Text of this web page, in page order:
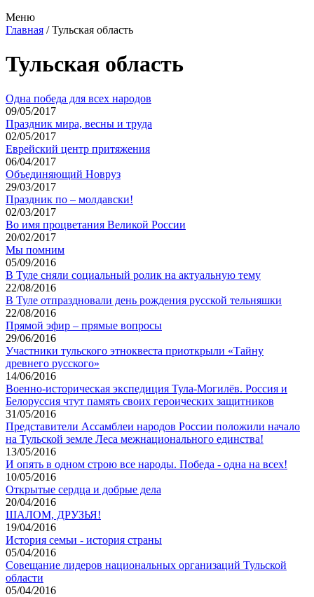
Меню
Главная /Тульская область
Тульская область
Одна победа для всех народов
09/05/2017
Праздник мира, весны и труда
02/05/2017
Еврейский центр притяжения
06/04/2017
Объединяющий Новруз
29/03/2017
Праздник по – молдавски!
02/03/2017
Во имя процветания Великой России
20/02/2017
Мы помним
05/09/2016
В Туле сняли социальный ролик на актуальную тему
22/08/2016
В Туле отпраздновали день рождения русской тельняшки
22/08/2016
Прямой эфир – прямые вопросы
29/06/2016
Участники тульского этноквеста приоткрыли «Тайну
древнего русского»
14/06/2016
Военно-историческая экспедиция Тула-Могилёв. Россия и
Белоруссия чтут память своих героических защитников
31/05/2016
Представители Ассамблеи народов России положили начало
на Тульской земле Леса межнационального единства!
13/05/2016
И опять в одном строю все народы. Победа - одна на всех!
10/05/2016
Открытые сердца и добрые дела
20/04/2016
ШАЛОМ, ДРУЗЬЯ!
19/04/2016
История семьи - история страны
05/04/2016
Совещание лидеров национальных организаций Тульской
области
05/04/2016